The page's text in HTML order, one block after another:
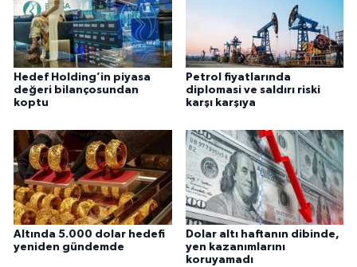
Hedef Holding’in piyasa
değeri bilançosundan
koptu
Petrol fiyatlarında
diplomasi ve saldırı riski
karşı karşıya
Altında 5.000 dolar hedefi
yeniden gündemde
Dolar altı haftanın dibinde,
yen kazanımlarını
koruyamadı